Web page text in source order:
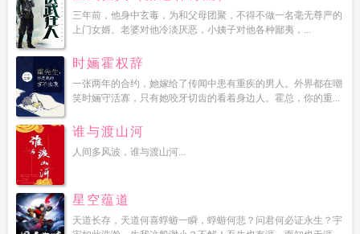
三年前，他身中玄毒，为和父母团聚，不得不做一名毫无尊严的
上门女婿。老婆对他冷淡厌恶，小姨子对他各种鄙夷，...
时婳霍权辞
一张两年的合约，她嫁给了传闻中患有重疾的男人。外界都在嘲
笑时婳守活寡，只有她咬牙切齿的看着身边人。霍总，你的重...
谁与渡山河
人间多风波，谁与渡山河...
星空蕴道
天道长存，天道何喜蜉蝣一瞬，蜉蝣何悲？问君何必证永生？宇